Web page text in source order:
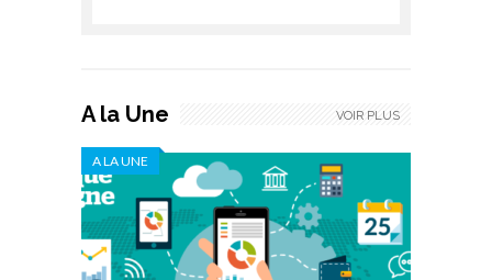
A la Une
A LA UNE
VOIR PLUS